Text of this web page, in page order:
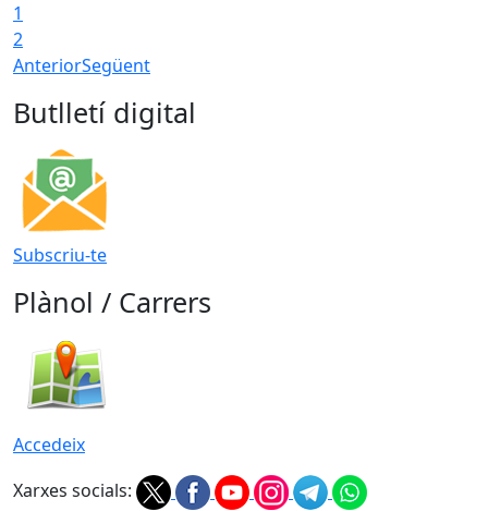
1
2
AnteriorSegüent
Butlletí digital
Subscriu-te
Plànol / Carrers
Accedeix
Xarxes socials: